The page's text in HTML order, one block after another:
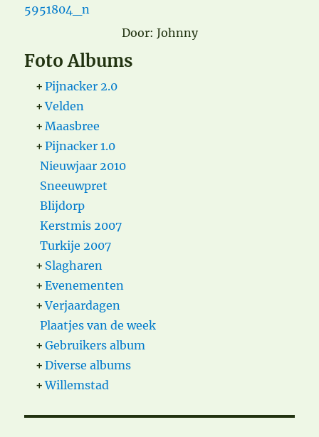
Door: Johnny
Foto Albums
+ Pijnacker 2.0
+ Velden
+ Maasbree
+ Pijnacker 1.0
Nieuwjaar 2010
Sneeuwpret
Blijdorp
Kerstmis 2007
Turkije 2007
+ Slagharen
+ Evenementen
+ Verjaardagen
Plaatjes van de week
+ Gebruikers album
+ Diverse albums
+ Willemstad